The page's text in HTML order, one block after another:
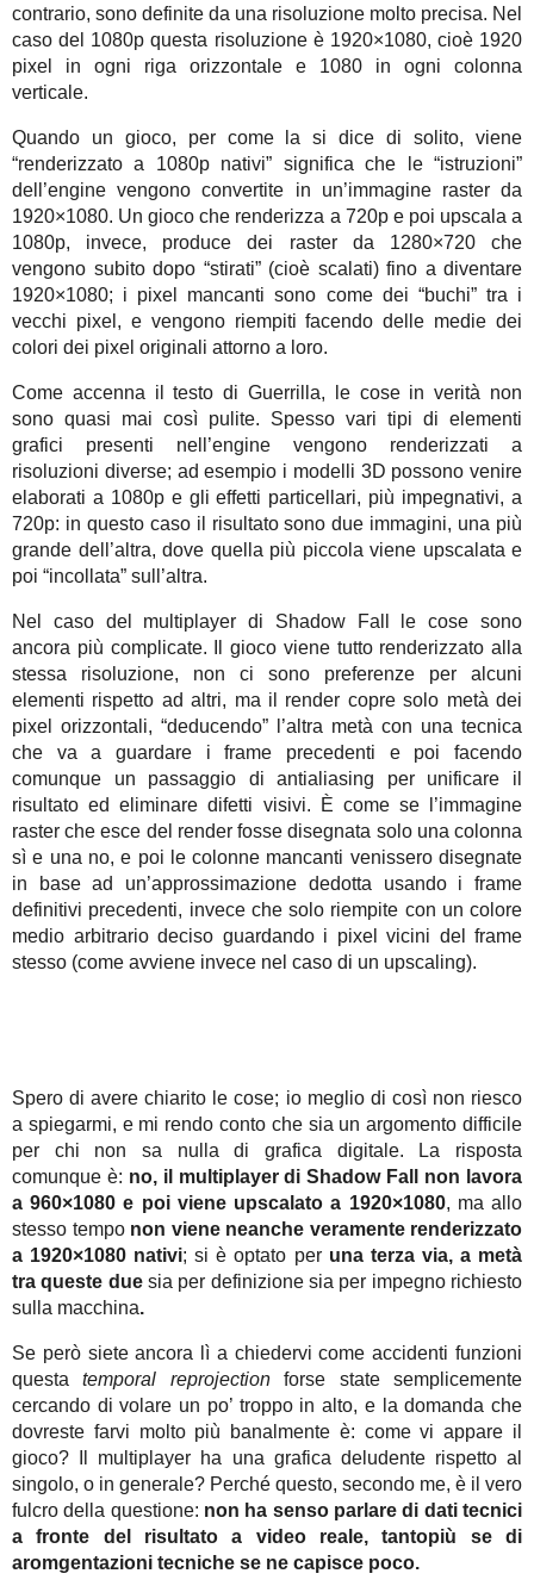
contrario, sono definite da una risoluzione molto precisa. Nel
caso del 1080p questa risoluzione è 1920×1080, cioè 1920
pixel in ogni riga orizzontale e 1080 in ogni colonna
verticale.
Quando un gioco, per come la si dice di solito, viene
“renderizzato a 1080p nativi” significa che le “istruzioni”
dell’engine vengono convertite in un’immagine raster da
1920×1080. Un gioco che renderizza a 720p e poi upscala a
1080p, invece, produce dei raster da 1280×720 che
vengono subito dopo “stirati” (cioè scalati) fino a diventare
1920×1080; i pixel mancanti sono come dei “buchi” tra i
vecchi pixel, e vengono riempiti facendo delle medie dei
colori dei pixel originali attorno a loro.
Come accenna il testo di Guerrilla, le cose in verità non
sono quasi mai così pulite. Spesso vari tipi di elementi
grafici presenti nell’engine vengono renderizzati a
risoluzioni diverse; ad esempio i modelli 3D possono venire
elaborati a 1080p e gli effetti particellari, più impegnativi, a
720p: in questo caso il risultato sono due immagini, una più
grande dell’altra, dove quella più piccola viene upscalata e
poi “incollata” sull’altra.
Nel caso del multiplayer di Shadow Fall le cose sono
ancora più complicate. Il gioco viene tutto renderizzato alla
stessa risoluzione, non ci sono preferenze per alcuni
elementi rispetto ad altri, ma il render copre solo metà dei
pixel orizzontali, “deducendo” l’altra metà con una tecnica
che va a guardare i frame precedenti e poi facendo
comunque un passaggio di antialiasing per unificare il
risultato ed eliminare difetti visivi. È come se l’immagine
raster che esce del render fosse disegnata solo una colonna
sì e una no, e poi le colonne mancanti venissero disegnate
in base ad un’approssimazione dedotta usando i frame
definitivi precedenti, invece che solo riempite con un colore
medio arbitrario deciso guardando i pixel vicini del frame
stesso (come avviene invece nel caso di un upscaling).
Spero di avere chiarito le cose; io meglio di così non riesco
a spiegarmi, e mi rendo conto che sia un argomento difficile
per chi non sa nulla di grafica digitale. La risposta
comunque è: no, il multiplayer di Shadow Fall non lavora
a 960×1080 e poi viene upscalato a 1920×1080, ma allo
stesso tempo non viene neanche veramente renderizzato
a 1920×1080 nativi; si è optato per una terza via, a metà
tra queste duesia per definizione sia per impegno richiesto
sulla macchina.
Se però siete ancora lì a chiedervi come accidenti funzioni
questatemporal reprojectionforse state semplicemente
cercando di volare un po’ troppo in alto, e la domanda che
dovreste farvi molto più banalmente è: come vi appare il
gioco? Il multiplayer ha una grafica deludente rispetto al
singolo, o in generale? Perché questo, secondo me, è il vero
fulcro della questione: non ha senso parlare di dati tecnici
a fronte del risultato a video reale, tantopiù se di
aromgentazioni tecniche se ne capisce poco.